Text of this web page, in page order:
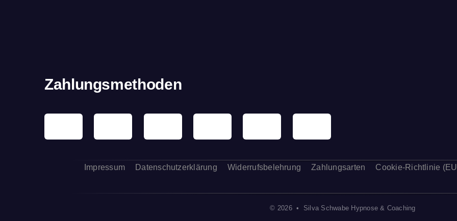
Zahlungsmethoden
Impressum Datenschutzerklärung Widerrufsbelehrung Zahlungsarten Cookie-Richtlinie
© 2026 • Silva Schwabe Hypnose & Coaching